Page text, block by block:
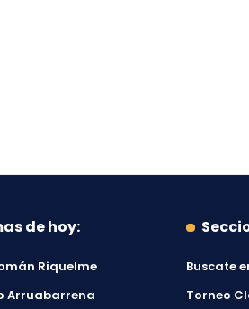
de hoy:
Riquelme
Arruabarrena
Buscate
Torneo